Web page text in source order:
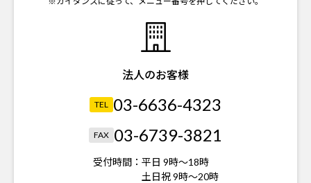
法人のお客様
TEL 03-6636-4323
FAX 03-6739-3821
受付時間： 平日 9時～18時
土日祝 9時～20時